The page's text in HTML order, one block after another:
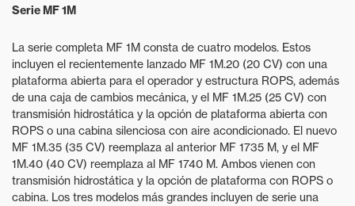
Serie MF 1M
La serie completa MF 1M consta de cuatro modelos. Estos
incluyen el recientemente lanzado MF 1M.20 (20 CV) con una
plataforma abierta para el operador y estructura ROPS, además
de una caja de cambios mecánica, y el MF 1M.25 (25 CV) con
transmisión hidrostática y la opción de plataforma abierta con
ROPS o una cabina silenciosa con aire acondicionado. El nuevo
MF 1M.35 (35 CV) reemplaza al anterior MF 1735 M, y el MF
1M.40 (40 CV) reemplaza al MF 1740 M. Ambos vienen con
transmisión hidrostática y la opción de plataforma con ROPS o
cabina. Los tres modelos más grandes incluyen de serie una